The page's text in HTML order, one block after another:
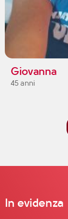
Giovanna
45 anni
In evidenza